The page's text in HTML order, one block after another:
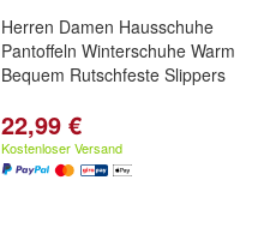
Herren Damen Hausschuhe
Pantoffeln Winterschuhe Warm
Bequem Rutschfeste Slippers
22,99 €
Kostenloser Versand